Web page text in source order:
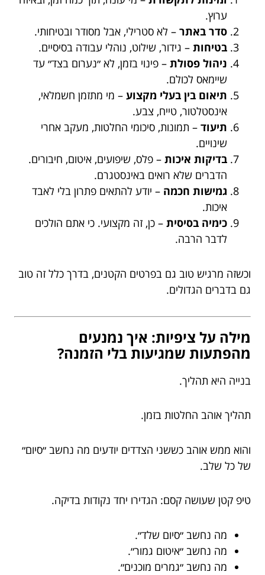
ערוץ.
סדר באתר – לא סטרילי, אבל מסודר ובטיחותי.
בטיחות – גידור, שילוט, נוהלי עבודה בסיסיים.
ניהול פסולת – פינוי בזמן, לא ״נערום בצד״ עד
שיימאס לכולם.
תיאום בין בעלי מקצוע – מי מתזמן חשמלאי,
אינסטלטור, טייח, צבע.
תיעוד – תמונות, סיכומי החלטות, מעקב אחרי
שינויים.
בדיקות איכות – פלס, שיפועים, איטום, חיבורים.
הדברים שלא רואים באינסטגרם.
גמישות חכמה – יודע להתאים פתרון בלי לאבד
איכות.
כימיה בסיסית – כן, זה מקצועי. כי אתם הולכים
לדבר הרבה.
וכשזה מרגיש טוב גם בפרטים הקטנים, בדרך כלל זה טוב
גם בדברים הגדולים.
מילה על ציפיות: איך נמנעים
מהפתעות שמגיעות בלי הזמנה?
בנייה היא תהליך.
תהליך אוהב החלטות בזמן.
והוא ממש אוהב כששני הצדדים יודעים מה נחשב ״סיום״
של כל שלב.
טיפ קטן שעושה קסם: הגדירו יחד נקודות בדיקה.
מה נחשב ״סיום שלד״.
מה נחשב ״איטום גמור״.
מה נחשב ״גמרים מוכנים״.